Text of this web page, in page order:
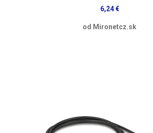
6,24 €
od Mironetcz.sk